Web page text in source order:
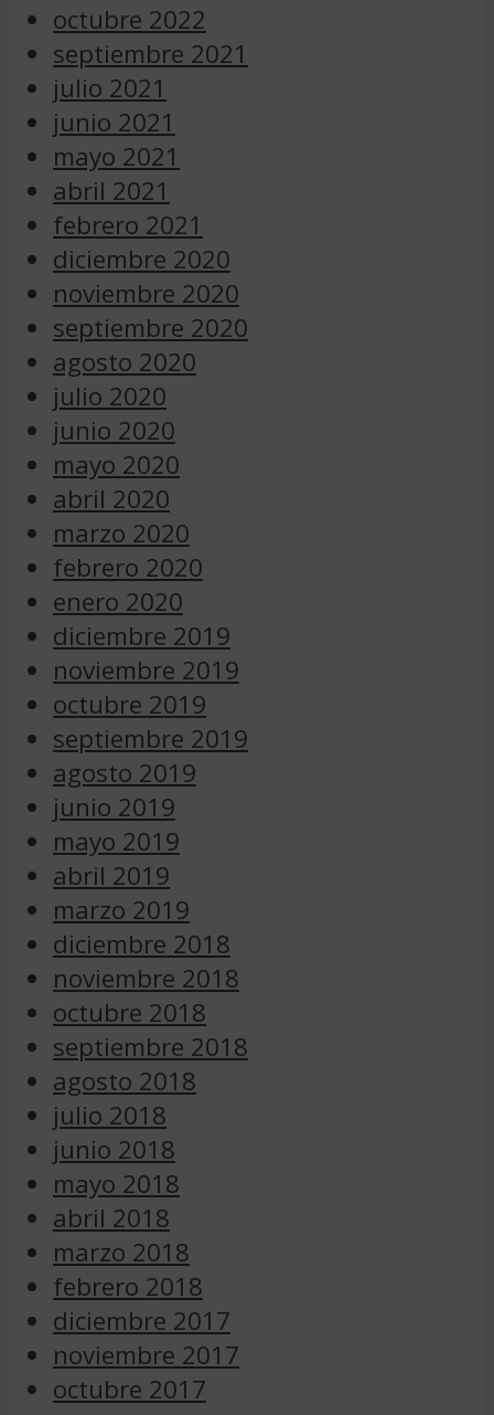
octubre 2022
septiembre 2021
julio 2021
junio 2021
mayo 2021
abril 2021
febrero 2021
diciembre 2020
noviembre 2020
septiembre 2020
agosto 2020
julio 2020
junio 2020
mayo 2020
abril 2020
marzo 2020
febrero 2020
enero 2020
diciembre 2019
noviembre 2019
octubre 2019
septiembre 2019
agosto 2019
junio 2019
mayo 2019
abril 2019
marzo 2019
diciembre 2018
noviembre 2018
octubre 2018
septiembre 2018
agosto 2018
julio 2018
junio 2018
mayo 2018
abril 2018
marzo 2018
febrero 2018
diciembre 2017
noviembre 2017
octubre 2017